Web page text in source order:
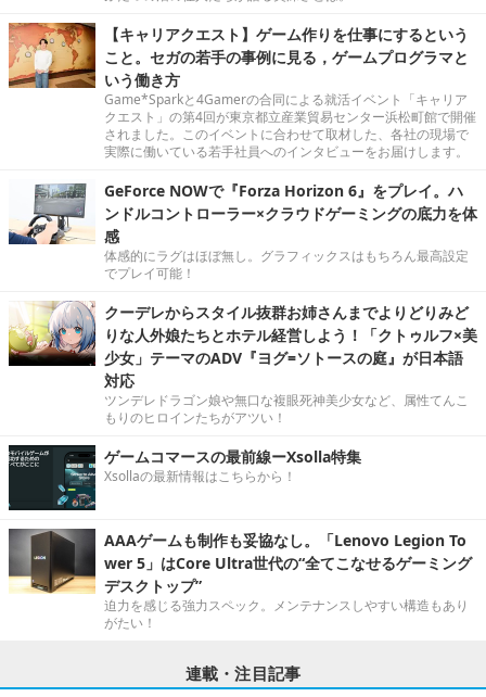
【キャリアクエスト】ゲーム作りを仕事にするという
こと。セガの若手の事例に見る，ゲームプログラマと
いう働き方
Game*Sparkと4Gamerの合同による就活イベント「キャリア
クエスト」の第4回が東京都立産業貿易センター浜松町館で開催
されました。このイベントに合わせて取材した、各社の現場で
実際に働いている若手社員へのインタビューをお届けします。
GeForce NOWで『Forza Horizon 6』をプレイ。ハ
ンドルコントローラー×クラウドゲーミングの底力を体
感
体感的にラグはほぼ無し。グラフィックスはもちろん最高設定
でプレイ可能！
クーデレからスタイル抜群お姉さんまでよりどりみど
りな人外娘たちとホテル経営しよう！「クトゥルフ×美
少女」テーマのADV『ヨグ=ソトースの庭』が日本語
対応
ツンデレドラゴン娘や無口な複眼死神美少女など、属性てんこ
もりのヒロインたちがアツい！
ゲームコマースの最前線ーXsolla特集
Xsollaの最新情報はこちらから！
AAAゲームも制作も妥協なし。「Lenovo Legion To
wer 5」はCore Ultra世代の“全てこなせるゲーミング
デスクトップ”
迫力を感じる強力スペック。メンテナンスしやすい構造もあり
がたい！
連載・注目記事